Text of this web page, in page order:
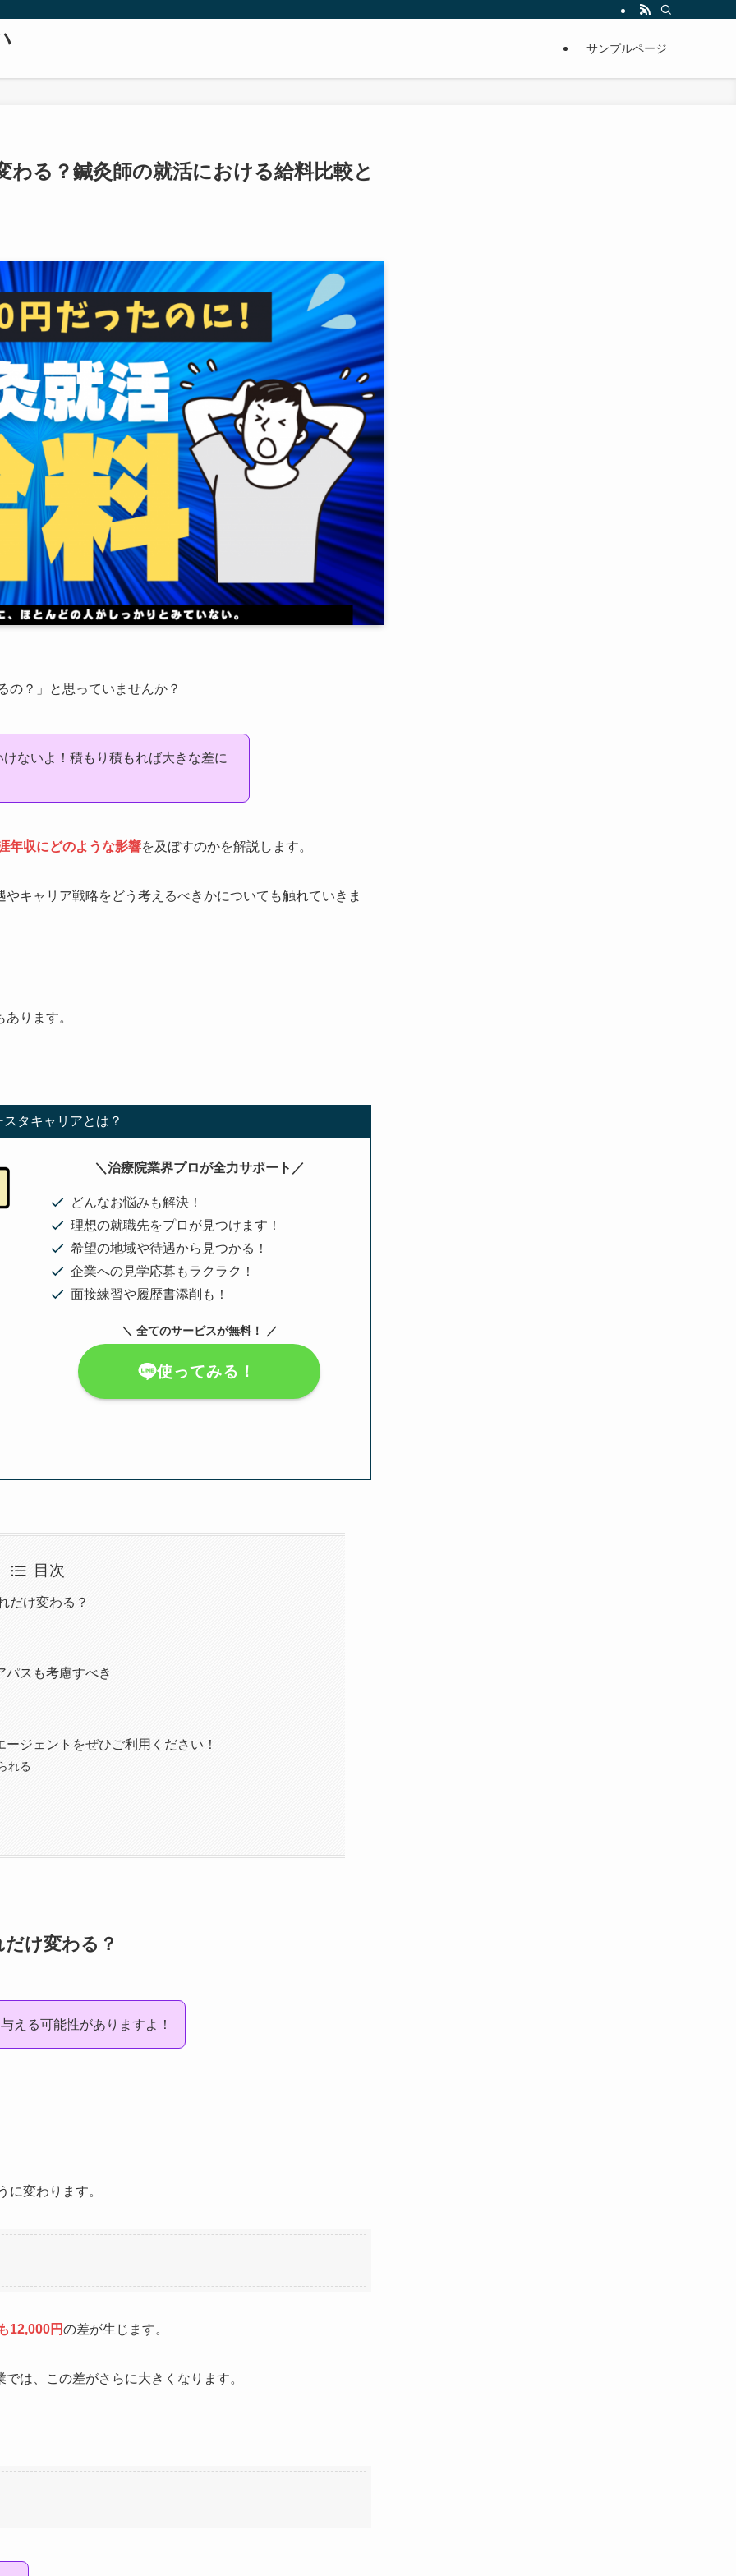
サンプルページ
わる？鍼灸師の就活における給料比較と
の？」と思っていませんか？
ないよ！積もり積もれば大きな差に
年収にどのような影響を及ぼすのかを解説します。
キャリア戦略をどう考えるべきかについても触れていきま
ります。
スタキャリアとは？
＼治療院業界プロが全力サポート／
どんなお悩みも解決！
理想の就職先をプロが見つけます！
希望の地域や待遇から見つかる！
企業への見学応募もラクラク！
面接練習や履歴書添削も！
＼ 全てのサービスが無料！ ／
使ってみる！
目次
だけ変わる？
パスも考慮すべき
ジェントをぜひご利用ください！
れる
け変わる？
える可能性がありますよ！
に変わります。
12,000円の差が生じます。
は、この差がさらに大きくなります。